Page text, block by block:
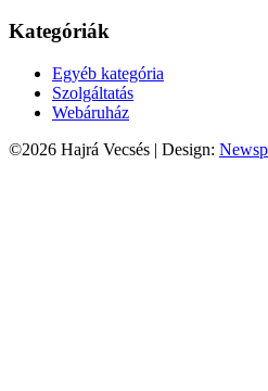
Kategóriák
Egyéb kategória
Szolgáltatás
Webáruház
©2026 Hajrá Vecsés | Design: